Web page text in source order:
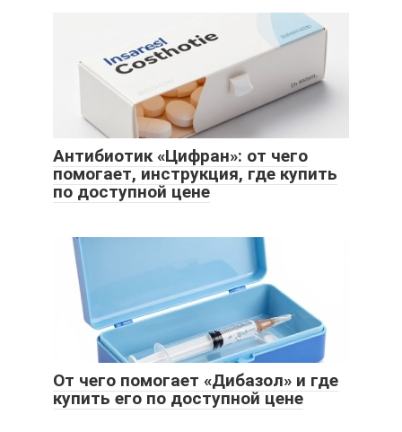
Антибиотик «Цифран»: от чего
помогает, инструкция, где купить
по доступной цене
От чего помогает «Дибазол» и где
купить его по доступной цене